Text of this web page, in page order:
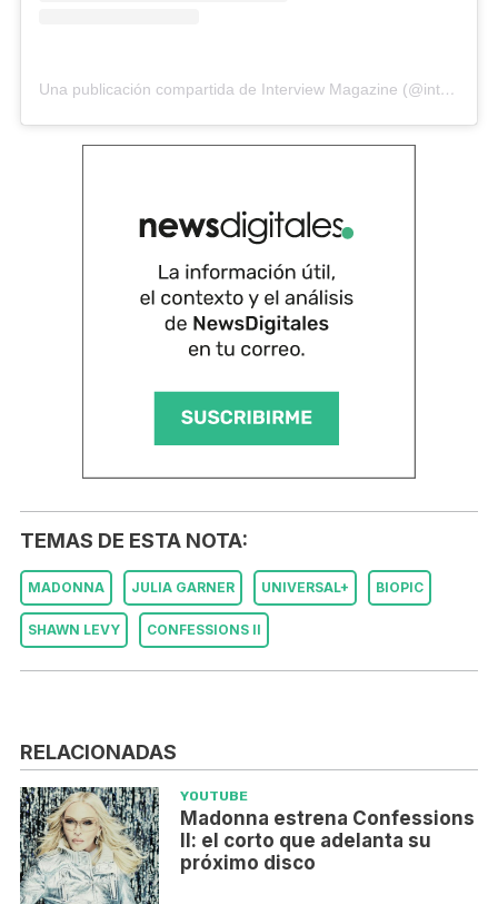
Una publicación compartida de Interview Magazine (@interviewmag)
TEMAS DE ESTA NOTA:
MADONNA JULIA GARNER UNIVERSAL+ BIOPIC
SHAWN LEVY CONFESSIONS II
RELACIONADAS
YOUTUBE
Madonna estrena Confessions
II: el corto que adelanta su
próximo disco